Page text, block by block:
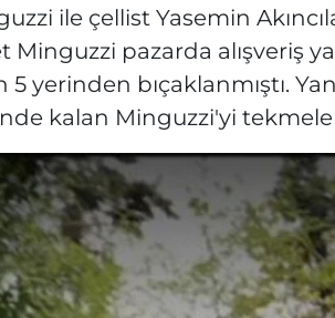
ile çellist Yasemin
pazarda alışveriş
5 yerinden bıçaklanmıştı.
kalan Minguzzi'yi